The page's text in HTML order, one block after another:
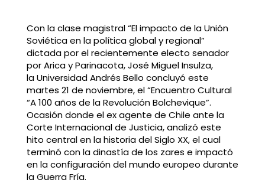
Con la clase magistral “El impacto de la Unión
Soviética en la política global y regional”
dictada por el recientemente electo senador
por Arica y Parinacota, José Miguel Insulza,
la Universidad Andrés Bello concluyó este
martes 21 de noviembre, el “Encuentro Cultural
“A 100 años de la Revolución Bolchevique”.
Ocasión donde el ex agente de Chile ante la
Corte Internacional de Justicia, analizó este
hito central en la historia del Siglo XX, el cual
terminó con la dinastía de los zares e impactó
en la configuración del mundo europeo durante
la Guerra Fría.